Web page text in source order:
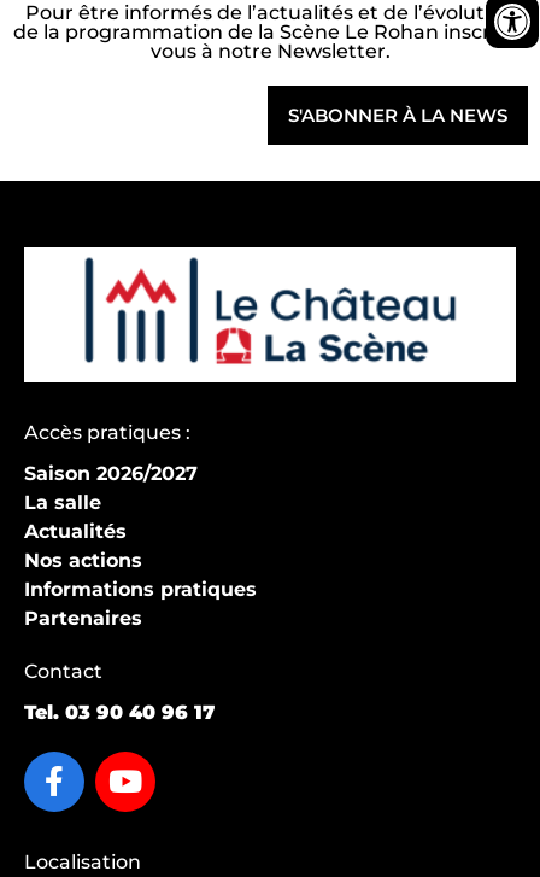
Pour être informés de l’actualités et de l’évolution
de la programmation de la Scène Le Rohan inscrivez
vous à notre Newsletter.
S'ABONNER À LA NEWS
Accès pratiques :
Saison 2026/2027
La salle
Actualités
Nos actions
Informations pratiques
Partenaires
Contact
Tel. 03 90 40 96 17
Localisation